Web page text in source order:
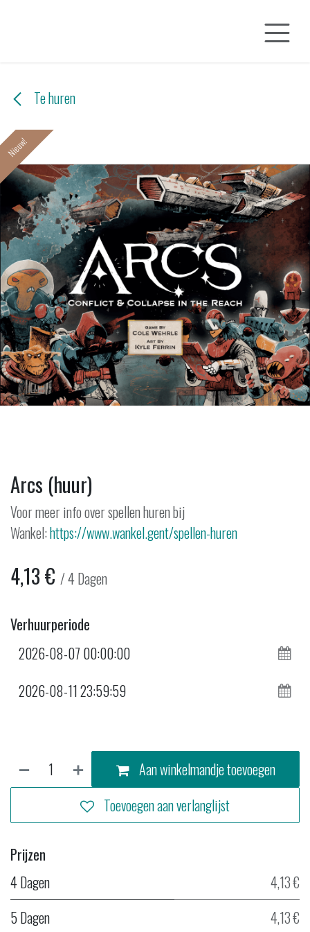
Te huren
Nieuw!
Arcs (huur)
Voor meer info over spellen huren bij
Wankel:https://www.wankel.gent/spellen-huren
4,13€ /4Dagen
Verhuurperiode
Aan winkelmandje toevoegen
Toevoegen aan verlanglijst
Prijzen
4 Dagen
4,13 €
5 Dagen
4,13 €